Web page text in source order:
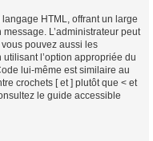
HTML, offrant un large
L’administrateur peut
pouvez aussi les
l’option appropriée du
lui-même est similaire au
crochets [ et ] plutôt que < et
le guide accessible